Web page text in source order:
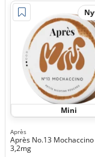
Mini
Après
Après No.13
3,2mg